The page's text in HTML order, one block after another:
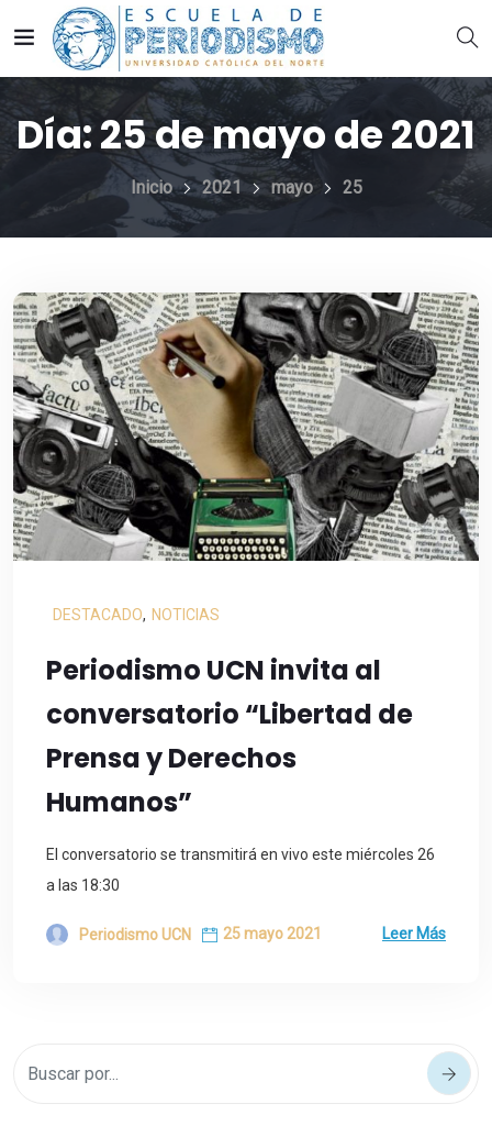
Día:25 de mayo de 2021
Inicio 2021 mayo 25
DESTACADO, NOTICIAS
Periodismo UCN invita al
conversatorio “Libertad de
Prensa y Derechos
Humanos”
El conversatorio se transmitirá en vivo este miércoles 26
a las 18:30
Periodismo UCN 25 mayo 2021 Leer Más